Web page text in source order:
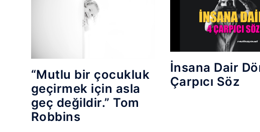
“Mutlu bir çocukluk
geçirmek için asla
geç değildir.” Tom
Robbins
İnsana Dair
Çarpıcı Söz